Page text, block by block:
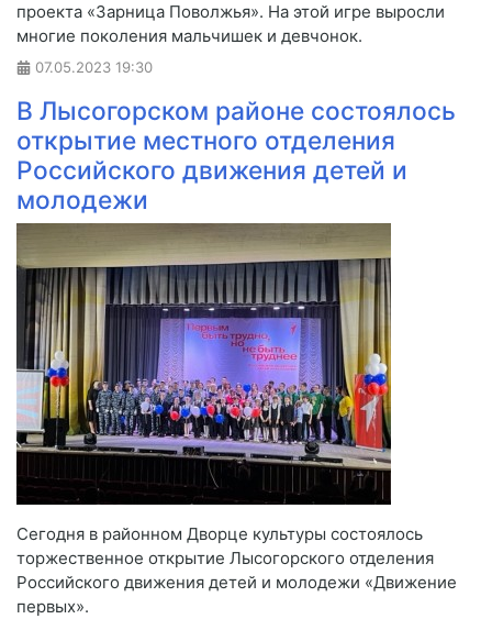
проекта «Зарница Поволжья». На этой игре выросли
многие поколения мальчишек и девчонок.
07.05.2023 19:30
В Лысогорском районе состоялось
открытие местного отделения
Российского движения детей и
молодежи
Сегодня в районном Дворце культуры состоялось
торжественное открытие Лысогорского отделения
Российского движения детей и молодежи «Движение
первых».